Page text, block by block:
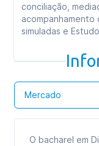
conciliação,
simuladas e
Mercado
O bacharel em